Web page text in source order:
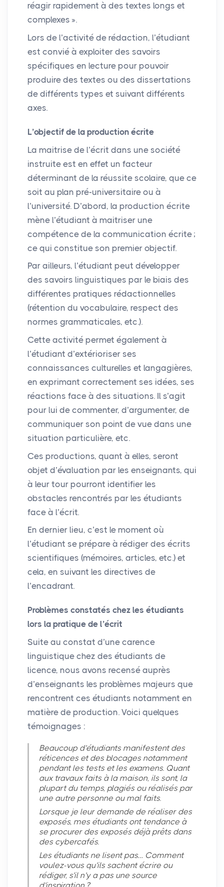
réagir rapidement à des textes longs et
complexes ».
Lors de l’activité de rédaction, l’étudiant
est convié à exploiter des savoirs
spécifiques en lecture pour pouvoir
produire des textes ou des dissertations
de différents types et suivant différents
axes.
L’objectif de la production écrite
La maitrise de l’écrit dans une société
instruite est en effet un facteur
déterminant de la réussite scolaire, que ce
soit au plan pré-universitaire ou à
l’université. D’abord, la production écrite
mène l’étudiant à maitriser une
compétence de la communication écrite ;
ce qui constitue son premier objectif.
Par ailleurs, l’étudiant peut développer
des savoirs linguistiques par le biais des
différentes pratiques rédactionnelles
(rétention du vocabulaire, respect des
normes grammaticales, etc.).
Cette activité permet également à
l’étudiant d’extérioriser ses
connaissances culturelles et langagières,
en exprimant correctement ses idées, ses
réactions face à des situations. Il s’agit
pour lui de commenter, d’argumenter, de
communiquer son point de vue dans une
situation particulière, etc.
Ces productions, quant à elles, seront
objet d’évaluation par les enseignants, qui
à leur tour pourront identifier les
obstacles rencontrés par les étudiants
face à l’écrit.
En dernier lieu, c’est le moment où
l’étudiant se prépare à rédiger des écrits
scientifiques (mémoires, articles, etc.) et
cela, en suivant les directives de
l’encadrant.
Problèmes constatés chez les étudiants
lors la pratique de l’écrit
Suite au constat d’une carence
linguistique chez des étudiants de
licence, nous avons recensé auprès
d’enseignants les problèmes majeurs que
rencontrent ces étudiants notamment en
matière de production. Voici quelques
témoignages :
Beaucoup d’étudiants manifestent des
réticences et des blocages notamment
pendant les tests et les examens. Quant
aux travaux faits à la maison, ils sont, la
plupart du temps, plagiés ou réalisés par
une autre personne ou mal faits.
Lorsque je leur demande de réaliser des
exposés, mes étudiants ont tendance à
se procurer des exposés déjà prêts dans
des cybercafés.
Les étudiants ne lisent pas… Comment
voulez-vous qu’ils sachent écrire ou
rédiger, s’il n’y a pas une source